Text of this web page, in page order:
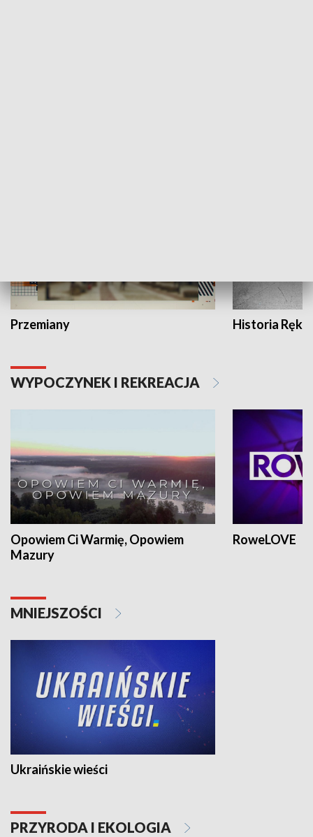
Przemiany Historia Ręką
WYPOCZYNEK I REKREACJA
Opowiem Ci Warmię, Opowiem
Mazury
RoweLOVE
MNIEJSZOŚCI
Ukraińskie wieści
PRZYRODA I EKOLOGIA